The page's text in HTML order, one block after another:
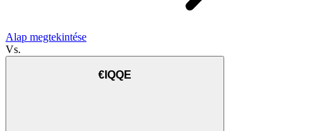
Alap megtekintése
Vs.
€IQQE